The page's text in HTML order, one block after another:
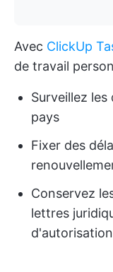
Avec ClickUp
de travail
Surveillez
pays
Fixer des
Conservez
lettres